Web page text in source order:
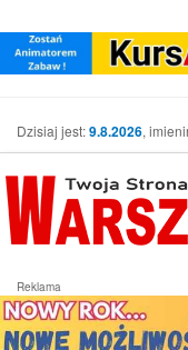
Dzisiaj jest:9.8.2026,
Reklama